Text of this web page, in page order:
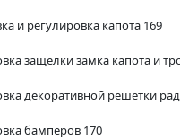
и регулировка капота 169
защелки замка капота и
декоративной решетки
бамперов 170